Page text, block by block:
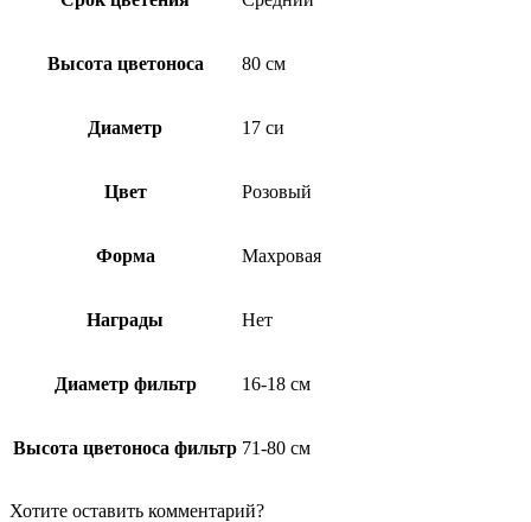
Высота цветоноса 80 см
Диаметр 17 си
Цвет Розовый
Форма Махровая
Награды Нет
Диаметр фильтр 16-18 см
Высота цветоноса фильтр 71-80 см
Хотите оставить комментарий?